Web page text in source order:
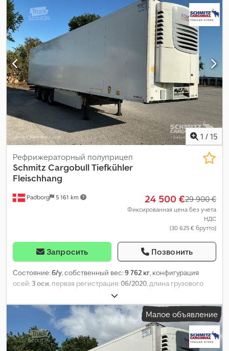
R22,5
703 081 км , Оборудование:
ABS
1 / 15
Padborg 5 161 km
Рефрижераторный полуприцеп
Schmitz CargobullTiefkühler
Fleischhang
24 500 €29 900 €
Фиксированная цена без учета
НДС
(30 625 € брутто)
Запросить Позвонить
Состояние:б/у, собственный вес:9 762 кг, конфигурация
осей: 3 оси , первая регистрация:06/2020 , длина грузового
, ширина пространства для загрузки:
мм, высота грузового отсека:2 650 мм, объем грузового
пространства:
88 м³, подвеска:воздух , размер шины:385/55
, Год выпуска: 2020 , пробег:734 083 км, Оборудование:
ABS,
Малое объявление